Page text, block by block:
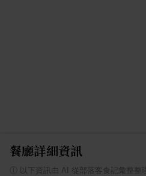
餐廳詳細資訊
以下資訊由 AI 從部落客食記彙整整理